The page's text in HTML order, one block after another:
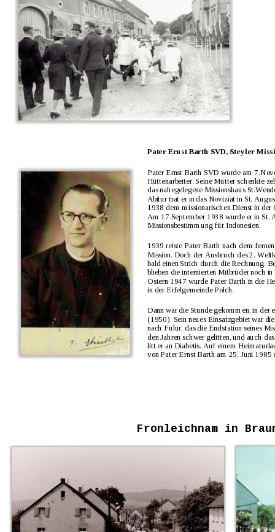
Fronleichnam in
Pater Ernst Barth SVD, Steyler
Pater Ernst Barth SVD wurde am
Hüttenarbeiter. Seine Mutter schenkte
das nahegelegene Missionshaus
Abitur trat er in das Noviziat in St.
1938 dem missionarischen Dienst in
Am 17.September 1938 wurde er in
Missionsbestimmung für Indonesien.
1939 reiste Pater Barth nach dem
Mission. Doch der Ausbruch des 2.
bald einen Strich durch die Rechnung.
blieben die internierten Mitbrüder noch
Ostern 1947 wurde Pater Barth in die
in der Eifelgemeinde Polch.
Dann war die Stunde gekommen, in der
(1950). Sein neues Einsatzgebiet war
nach Fulur, das die Endstation seines
den Jahren schwer gelitten, und auch
litt er an Diabetis. Auf einem
von Pater Ernst Barth am 25. Juni 1985